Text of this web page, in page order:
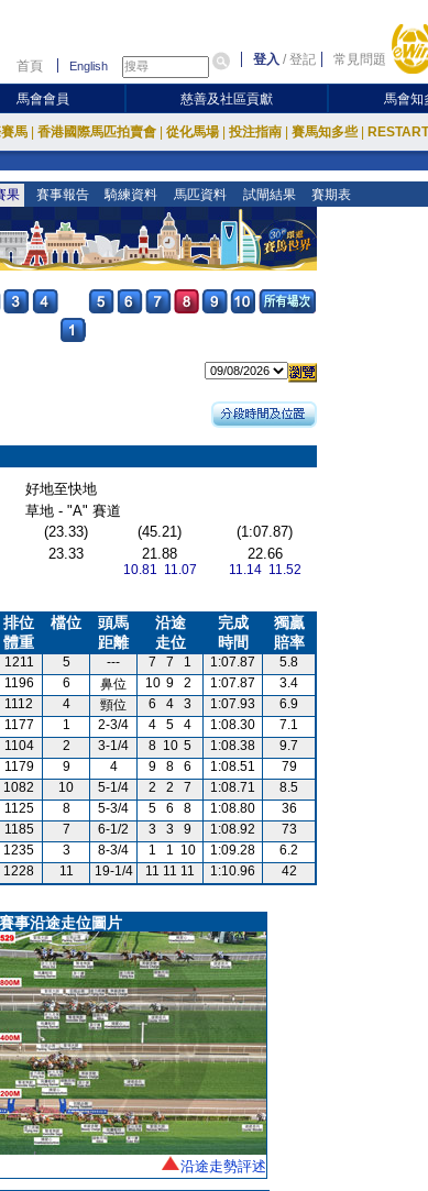
首頁 English 登入 /登記 常見問題
馬會會員 慈善及社區貢獻 馬會知
馬 香港國際馬匹拍賣會 從化馬場 投注指南 賽馬知多些 RESTART
果 賽事報告 騎練資料 馬匹資料 試閘結果 賽期表
好地至快地
草地 - "A" 賽道
(23.33) (45.21)
(1:07.87)
23.33 21.88
10.81 11.07
22.66
11.14 11.52
排位
體重
檔位
頭馬
距離
沿途
走位
完成
時間
獨贏
賠率
1211 5 --- 7 7 1 1:07.87
5.8
1196 6 鼻位 10 9 2 1:07.87
3.4
1112 4 頸位 6 4 3 1:07.93
6.9
1177 1 2-3/4 4 5 4 1:08.30
7.1
1104 2 3-1/4 8 10 5 1:08.38
9.7
1179 9 4 9 8 6 1:08.51
79
1082 10 5-1/4 2 2 7 1:08.71
8.5
1125 8 5-3/4 5 6 8 1:08.80
36
1185 7 6-1/2 3 3 9 1:08.92
73
1235 3 8-3/4 1 1 10 1:09.28
6.2
1228 11 19-1/4 11 11 11 1:10.96 42
賽事沿途走位圖片
沿途走勢評述